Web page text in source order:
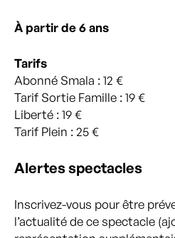
À partir de 6 ans
Tarifs
Abonné Smala : 12 €
Tarif Sortie Famille : 19 €
Liberté : 19 €
Tarif Plein : 25 €
Alertes spectacles
Inscrivez-vous pour être
l’actualité de ce spectacle